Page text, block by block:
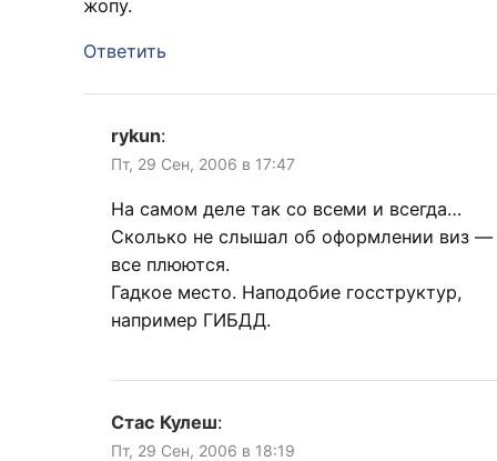
жопу.
Ответить
rykun:
Пт, 29 Сен, 2006 в 17:47
На самом деле так со всеми и всегда…
Сколько не слышал об оформлении виз —
все плюются.
Гадкое место. Наподобие госструктур,
например ГИБДД.
Стас Кулеш:
Пт, 29 Сен, 2006 в 18:19